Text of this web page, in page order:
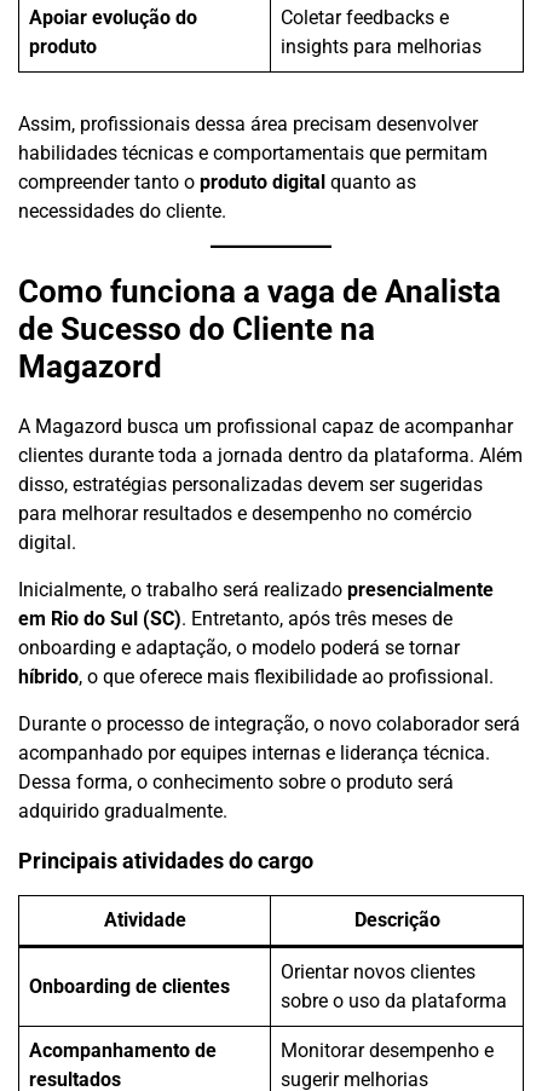
Apoiar evolução do
produto
Coletar feedbacks e
insights para melhorias
Assim, profissionais dessa área precisam desenvolver
habilidades técnicas e comportamentais que permitam
compreender tanto o produto digital quanto as
necessidades do cliente.
Como funciona a vaga de Analista
de Sucesso do Cliente na
Magazord
A Magazord busca um profissional capaz de acompanhar
clientes durante toda a jornada dentro da plataforma. Além
disso, estratégias personalizadas devem ser sugeridas
para melhorar resultados e desempenho no comércio
digital.
Inicialmente, o trabalho será realizado presencialmente
em Rio do Sul (SC). Entretanto, após três meses de
onboarding e adaptação, o modelo poderá se tornar
híbrido, o que oferece mais flexibilidade ao profissional.
Durante o processo de integração, o novo colaborador será
acompanhado por equipes internas e liderança técnica.
Dessa forma, o conhecimento sobre o produto será
adquirido gradualmente.
Principais atividades do cargo
Atividade Descrição
Onboarding de clientes
Orientar novos clientes
sobre o uso da plataforma
Acompanhamento de
resultados
Monitorar desempenho e
sugerir melhorias